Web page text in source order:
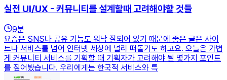
실전 UI/UX - 커뮤니티를 설계할때 고려해야할 것들
9분
요즘은 SNS나 공유 기능도 워낙 잘되어 있기 때문에 좋은 글은 사이
트나 서비스를 넘어 인터넷 세상에 널리 떠돌기도 하고요. 오늘은 가볍
게 커뮤니티 서비스를 기획할 때 기획자가 고려해야 될 몇가지 포인트
를 짚어봤습니다. 우리에게는 한국적 서비스와 특